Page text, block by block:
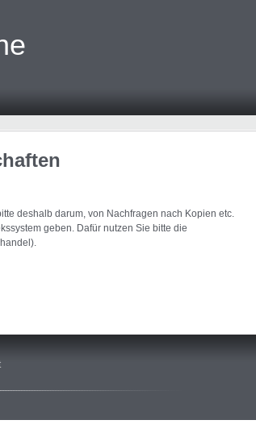
deshalb darum, von Nachfragen nach Kopien etc.
geben. Dafür nutzen Sie bitte die